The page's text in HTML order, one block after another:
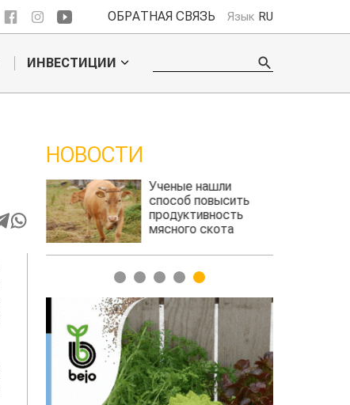
ОБРАТНАЯ СВЯЗЬ Язык RU
ИНВЕСТИЦИИ
НОВОСТИ
Ученые нашли
способ повысить
продуктивность
мясного скота
1 2 3 4 5